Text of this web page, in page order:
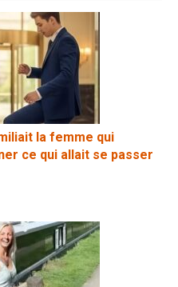
la femme qui
ce qui allait se passer